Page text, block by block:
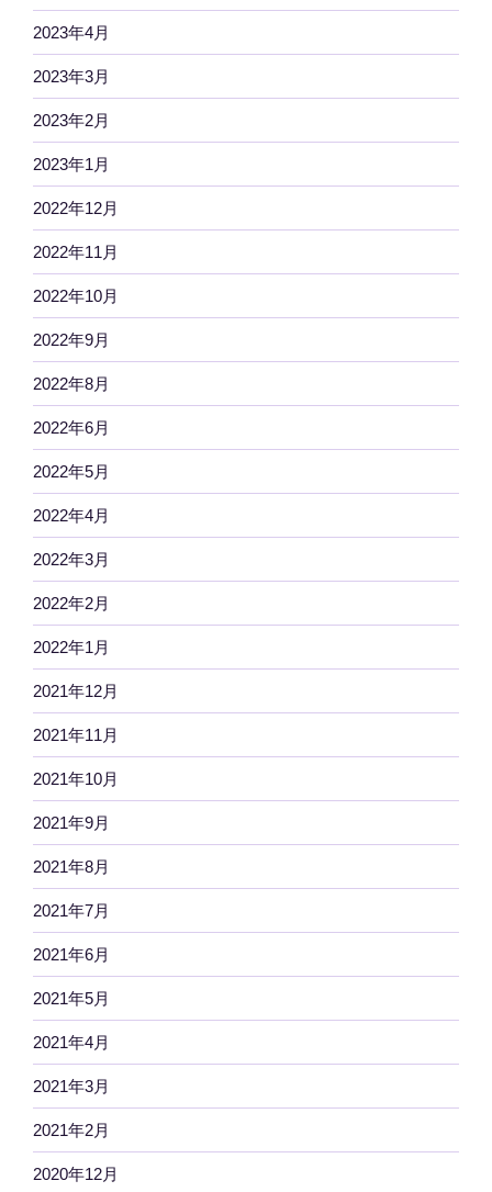
2023年4月
2023年3月
2023年2月
2023年1月
2022年12月
2022年11月
2022年10月
2022年9月
2022年8月
2022年6月
2022年5月
2022年4月
2022年3月
2022年2月
2022年1月
2021年12月
2021年11月
2021年10月
2021年9月
2021年8月
2021年7月
2021年6月
2021年5月
2021年4月
2021年3月
2021年2月
2020年12月